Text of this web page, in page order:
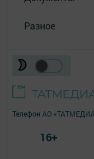
Разное
Телефон АО
16+